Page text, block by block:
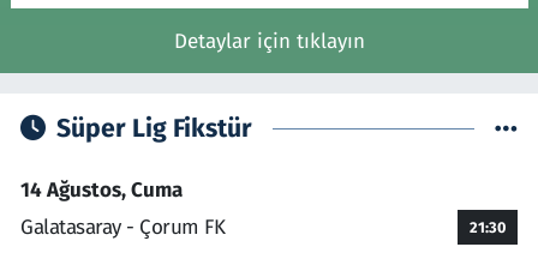
Detaylar için tıklayın
Süper Lig Fikstür
14 Ağustos, Cuma
Galatasaray - Çorum FK
21:30